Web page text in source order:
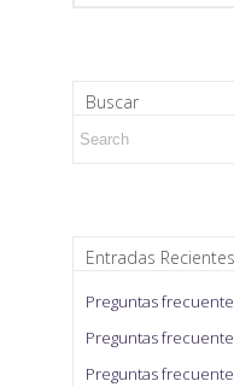
Buscar
Entradas Recientes
Preguntas
Preguntas
Preguntas